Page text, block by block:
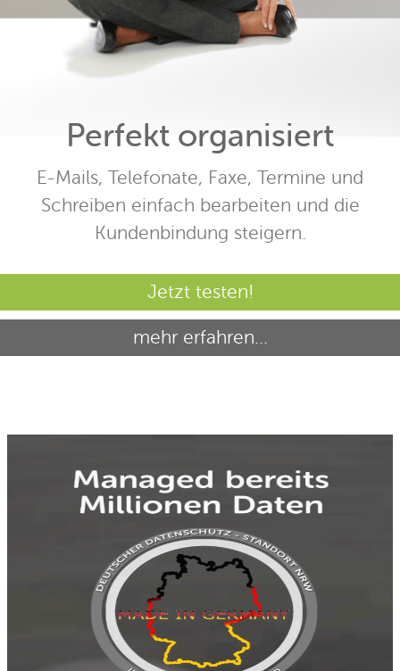
Perfekt organisiert
E-Mails, Telefonate, Faxe, Termine und
Schreiben einfach bearbeiten und die
Kundenbindung steigern.
Jetzt testen!
mehr erfahren...